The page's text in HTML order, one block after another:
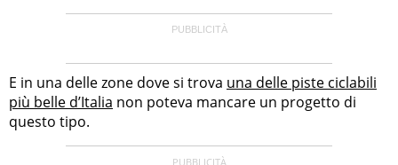
E in una delle zone dove si trova una delle piste ciclabili
più belle d’Italia non poteva mancare un progetto di
questo tipo.